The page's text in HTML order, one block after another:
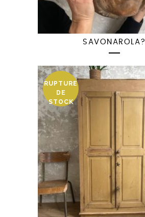
SAVONAROLA?
RUPTURE
DE
STOCK